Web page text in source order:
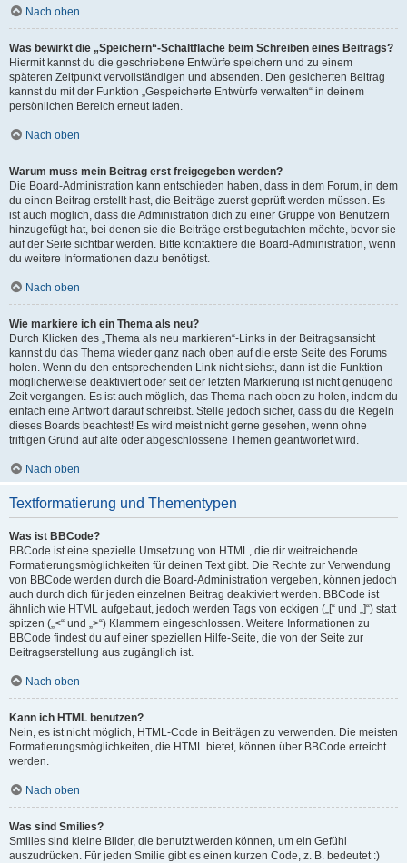
Nach oben
Was bewirkt die „Speichern“-Schaltfläche beim Schreiben eines Beitrags?
Hiermit kannst du die geschriebene Entwürfe speichern und zu einem
späteren Zeitpunkt vervollständigen und absenden. Den gesicherten Beitrag
kannst du mit der Funktion „Gespeicherte Entwürfe verwalten“ in deinem
persönlichen Bereich erneut laden.
Nach oben
Warum muss mein Beitrag erst freigegeben werden?
Die Board-Administration kann entschieden haben, dass in dem Forum, in dem
du einen Beitrag erstellt hast, die Beiträge zuerst geprüft werden müssen. Es
ist auch möglich, dass die Administration dich zu einer Gruppe von Benutzern
hinzugefügt hat, bei denen sie die Beiträge erst begutachten möchte, bevor sie
auf der Seite sichtbar werden. Bitte kontaktiere die Board-Administration, wenn
du weitere Informationen dazu benötigst.
Nach oben
Wie markiere ich ein Thema als neu?
Durch Klicken des „Thema als neu markieren“-Links in der Beitragsansicht
kannst du das Thema wieder ganz nach oben auf die erste Seite des Forums
holen. Wenn du den entsprechenden Link nicht siehst, dann ist die Funktion
möglicherweise deaktiviert oder seit der letzten Markierung ist nicht genügend
Zeit vergangen. Es ist auch möglich, das Thema nach oben zu holen, indem du
einfach eine Antwort darauf schreibst. Stelle jedoch sicher, dass du die Regeln
dieses Boards beachtest! Es wird meist nicht gerne gesehen, wenn ohne
triftigen Grund auf alte oder abgeschlossene Themen geantwortet wird.
Nach oben
Textformatierung und Thementypen
Was ist BBCode?
BBCode ist eine spezielle Umsetzung von HTML, die dir weitreichende
Formatierungsmöglichkeiten für deinen Text gibt. Die Rechte zur Verwendung
von BBCode werden durch die Board-Administration vergeben, können jedoch
auch durch dich für jeden einzelnen Beitrag deaktiviert werden. BBCode ist
ähnlich wie HTML aufgebaut, jedoch werden Tags von eckigen („[“ und „]“) statt
spitzen („<“ und „>“) Klammern eingeschlossen. Weitere Informationen zu
BBCode findest du auf einer speziellen Hilfe-Seite, die von der Seite zur
Beitragserstellung aus zugänglich ist.
Nach oben
Kann ich HTML benutzen?
Nein, es ist nicht möglich, HTML-Code in Beiträgen zu verwenden. Die meisten
Formatierungsmöglichkeiten, die HTML bietet, können über BBCode erreicht
werden.
Nach oben
Was sind Smilies?
Smilies sind kleine Bilder, die benutzt werden können, um ein Gefühl
auszudrücken. Für jeden Smilie gibt es einen kurzen Code, z. B. bedeutet :)